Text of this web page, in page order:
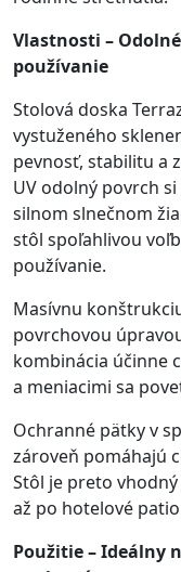
Vlastnosti –
používanie
Stolová doska
vystuženého
pevnosť, stabilitu a
UV odolný povrch
silnom slnečnom
stôl spoľahlivou
používanie.
Masívnu
povrchovou
kombinácia účinne
a meniacimi sa
Ochranné pätky v
zároveň pomáhajú
Stôl je preto
až po hotelové
Použitie – Ideálny